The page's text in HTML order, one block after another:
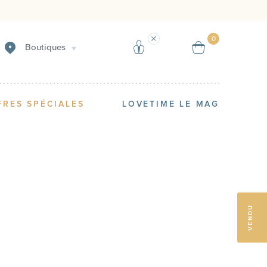
Boutiques
0
SPÉCIALES LOVETIME LE MAG
VENDU